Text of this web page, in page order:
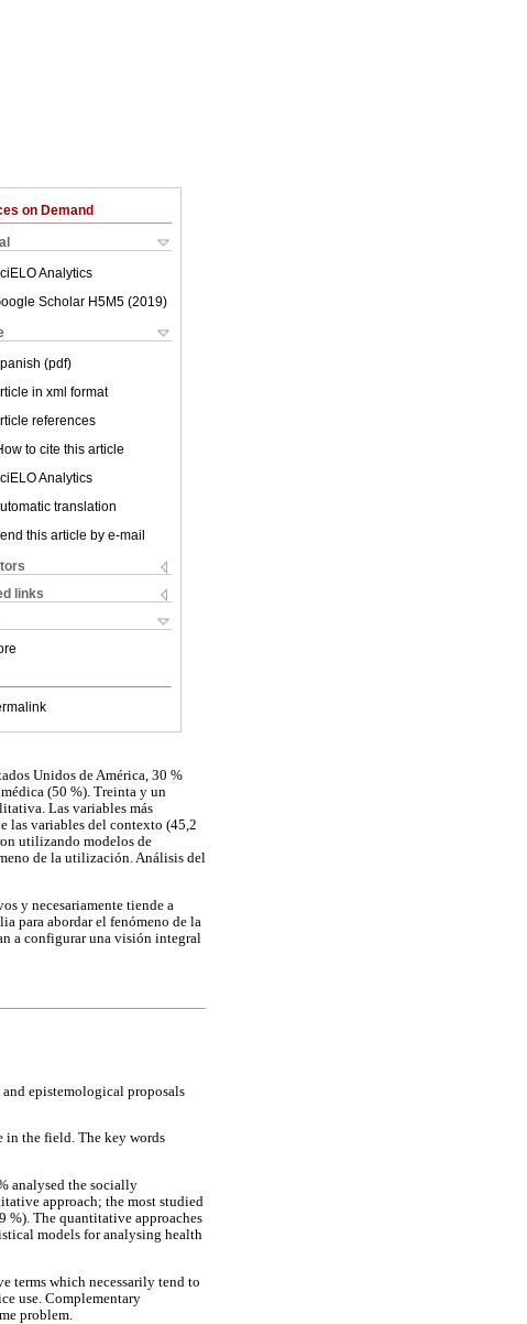
on Demand
Analytics
Scholar H5M5 (2019)
(pdf)
in xml format
references
to cite this article
Analytics
translation
this article by e-mail
links
Unidos de América, 30 %
(50 %). Treinta y un
Las variables más
las variables del contexto (45,2
utilizando modelos de
de la utilización. Análisis del
y necesariamente tiende a
para abordar el fenómeno de la
a configurar una visión integral
epistemological proposals
in the field. The key words
analysed the socially
approach; the most studied
%). The quantitative approaches
models for analysing health
terms which necessarily tend to
use. Complementary
problem.